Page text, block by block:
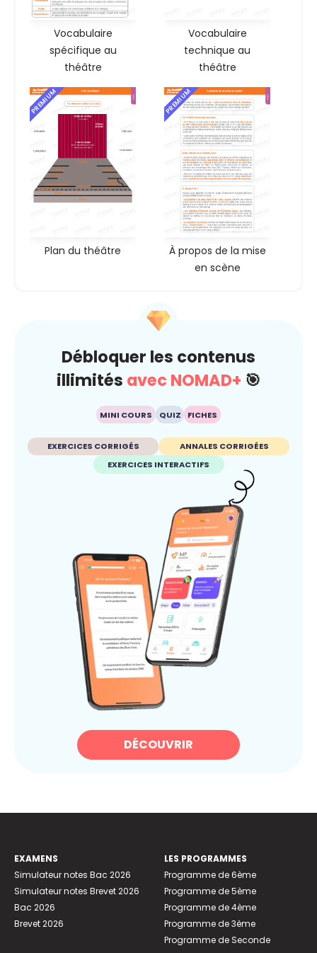
Vocabulaire
spécifique au
théâtre
Vocabulaire
technique au
théâtre
PREMIUM
Plan du théâtre
PREMIUM
À propos de la mise
en scène
Débloquer les contenus
illimités avec NOMAD+ 🎯
MINI COURS QUIZ FICHES
EXERCICES CORRIGÉS
ANNALES CORRIGÉES
EXERCICES INTERACTIFS
DÉCOUVRIR
EXAMENS
Simulateur notes Bac 2026
Simulateur notes Brevet 2026
Bac 2026
Brevet 2026
LES PROGRAMMES
Programme de 6ème
Programme de 5ème
Programme de 4ème
Programme de 3ème
Programme de Seconde